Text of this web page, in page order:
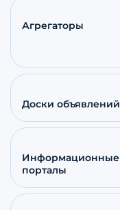
Агрегаторы
Доски объявлений
Информационные
порталы